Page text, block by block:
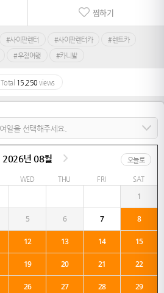
찜하기
#사이판렌터 #사이판렌터카
#렌트카
#우정여행 #카니발
Total 15,250 views
2026년 08월 오늘로
WED THU FRI SAT
1
5 6 7 8
12 13 14 15
19 20 21 22
26 27 28 29